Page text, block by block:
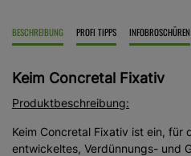
BESCHREIBUNG PROFI TIPPS INFOBROSCHÜREN
Keim Concretal Fixativ
Produktbeschreibung:
Keim Concretal Fixativ ist ein, für
entwickeltes, Verdünnungs- und